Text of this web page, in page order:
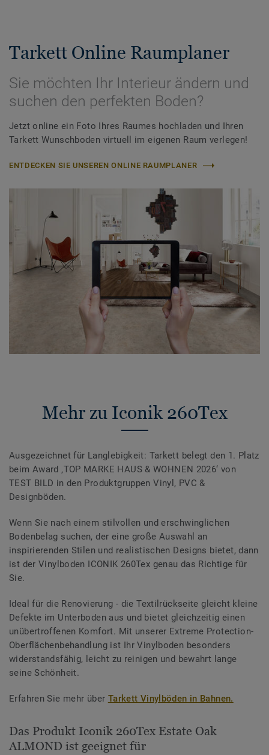
Tarkett Online Raumplaner
Sie möchten Ihr Interieur ändern und
suchen den perfekten Boden?
Jetzt online ein Foto Ihres Raumes hochladen und Ihren
Tarkett Wunschboden virtuell im eigenen Raum verlegen!
ENTDECKEN SIE UNSEREN ONLINE RAUMPLANER
Mehr zu Iconik 260Tex
Ausgezeichnet für Langlebigkeit: Tarkett belegt den 1. Platz
beim Award ‚TOP MARKE HAUS & WOHNEN 2026‘ von
TEST BILD in den Produktgruppen Vinyl, PVC &
Designböden.
Wenn Sie nach einem stilvollen und erschwinglichen
Bodenbelag suchen, der eine große Auswahl an
inspirierenden Stilen und realistischen Designs bietet, dann
ist der Vinylboden ICONIK 260Tex genau das Richtige für
Sie.
Ideal für die Renovierung - die Textilrückseite gleicht kleine
Defekte im Unterboden aus und bietet gleichzeitig einen
unübertroffenen Komfort. Mit unserer Extreme Protection-
Oberflächenbehandlung ist Ihr Vinylboden besonders
widerstandsfähig, leicht zu reinigen und bewahrt lange
seine Schönheit.
Erfahren Sie mehr über Tarkett Vinylböden in Bahnen.
Das Produkt Iconik 260Tex Estate Oak
ALMOND ist geeignet für